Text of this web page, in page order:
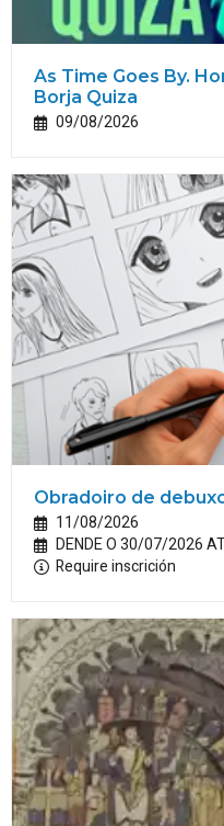
As Time Goes By.
Borja Quiza
09/08/2026
Obradoiro de
11/08/2026
DENDE O 30/07/2026
Require inscrición